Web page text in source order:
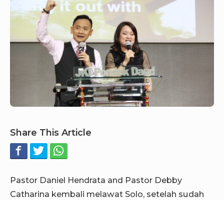
Share This Article
Pastor Daniel Hendrata and Pastor Debby
Catharina kembali melawat Solo, setelah sudah